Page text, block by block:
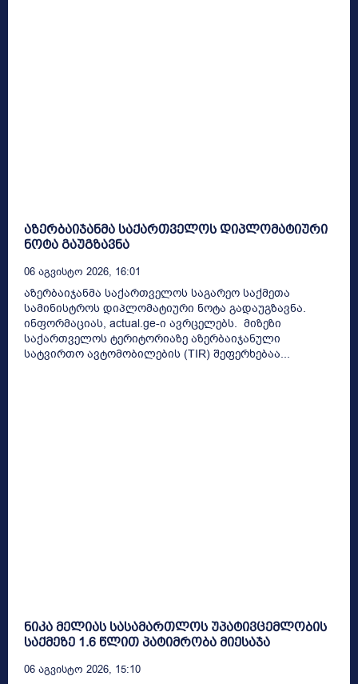
აზერბაიჯანმა საქართველოს დიპლომატიური
ნოტა გაუგზავნა
06 Აგვისტო 2026, 16:01
აზერბაიჯანმა საქართველოს საგარეო საქმეთა
სამინისტროს დიპლომატიური ნოტა გადაუგზავნა.
ინფორმაციას, actual.ge-ი ავრცელებს. მიზეზი
საქართველოს ტერიტორიაზე აზერბაიჯანული
სატვირთო ავტომობილების (TIR) შეფერხებაა...
ნიკა მელიას სასამართლოს უპატივცემლობის
საქმეზე 1.6 წლით პატიმრობა მიესაჯა
06 Აგვისტო 2026, 15:10